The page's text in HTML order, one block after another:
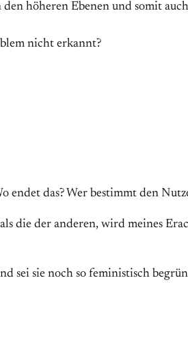
höheren Ebenen und somit
nicht erkannt?
endet das? Wer bestimmt den
die der anderen, wird meines
sei sie noch so feministisch